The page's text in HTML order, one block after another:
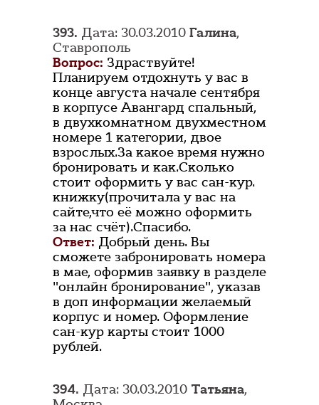
393. Дата: 30.03.2010 Галина,
Ставрополь
Вопрос: Здраствуйте!
Планируем отдохнуть у вас в
конце августа начале сентября
в корпусе Авангард спальный,
в двухкомнатном двухместном
номере 1 категории, двое
взрослых.За какое время нужно
бронировать и как.Сколько
стоит оформить у вас сан-кур.
книжку(прочитала у вас на
сайте,что её можно оформить
за нас счёт).Спасибо.
Ответ: Добрый день. Вы
сможете забронировать номера
в мае, оформив заявку в разделе
"онлайн бронирование", указав
в доп информации желаемый
корпус и номер. Оформление
сан-кур карты стоит 1000
рублей.
394. Дата: 30.03.2010 Татьяна,